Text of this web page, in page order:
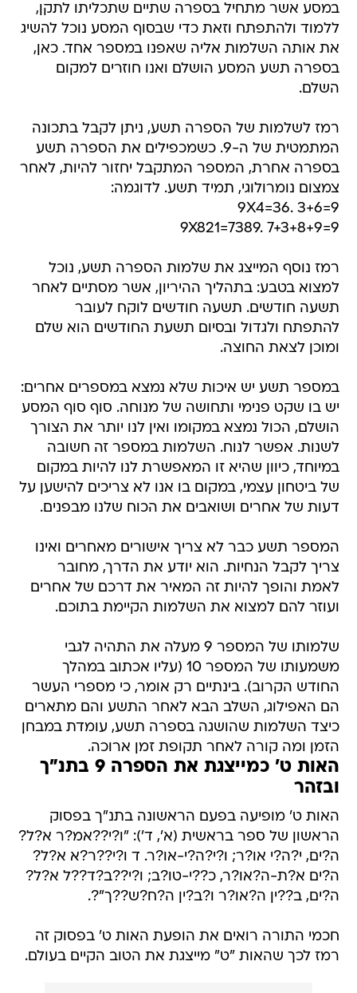
במסע אשר מתחיל בספרה שתיים שתכליתו לתקן,
ללמוד ולהתפתח וזאת כדי שבסוף המסע נוכל להשיג
את אותה השלמות אליה שאפנו במספר אחד. כאן,
בספרה תשע המסע הושלם ואנו חוזרים למקום
השלם.
רמז לשלמות של הספרה תשע, ניתן לקבל בתכונה
המתמטית של ה-9. כשמכפילים את הספרה תשע
בספרה אחרת, המספר המתקבל יחזור להיות, לאחר
צמצום נומרולוגי, תמיד תשע. לדוגמה:
9X4=36. 3+6=9
9X821=7389. 7+3+8+9=9
רמז נוסף המייצג את שלמות הספרה תשע, נוכל
למצוא בטבע: בתהליך ההיריון, אשר מסתיים לאחר
תשעה חודשים. תשעה חודשים לוקח לעובר
להתפתח ולגדול ובסיום תשעת החודשים הוא שלם
ומוכן לצאת החוצה.
במספר תשע יש איכות שלא נמצא במספרים אחרים:
יש בו שקט פנימי ותחושה של מנוחה. סוף סוף המסע
הושלם, הכול נמצא במקומו ואין לנו יותר את הצורך
לשנות. אפשר לנוח. השלמות במספר זה חשובה
במיוחד, כיוון שהיא זו המאפשרת לנו להיות במקום
של ביטחון עצמי, במקום בו אנו לא צריכים להישען על
דעות של אחרים ושואבים את הכוח שלנו מבפנים.
המספר תשע כבר לא צריך אישורים מאחרים ואינו
צריך לקבל הנחיות. הוא יודע את הדרך, מחובר
לאמת והופך להיות זה המאיר את דרכם של אחרים
ועוזר להם למצוא את השלמות הקיימת בתוכם.
שלמותו של המספר 9 מעלה את התהיה לגבי
משמעותו של המספר 10 (עליו אכתוב במהלך
החודש הקרוב). בינתיים רק אומר, כי מספרי העשר
הם האפילוג, השלב הבא לאחר התשע והם מתארים
כיצד השלמות שהושגה בספרה תשע, עומדת במבחן
הזמן ומה קורה לאחר תקופת זמן ארוכה.
האות ט' כמייצגת את הספרה 9 בתנ"ך
ובזהר
האות ט' מופיעה בפעם הראשונה בתנ"ך בפסוק
הראשון של ספר בראשית (א', ד'): "ו?י??אמ?ר א?ל?
ה?ים, י?ה?י או?ר; ו?י?ה?י-או?ר. ד ו?י??ר?א א?ל?
ה?ים א?ת-ה?או?ר, כ??י-טו?ב; ו?י??ב?ד??ל א?ל?
ה?ים, ב??ין ה?או?ר ו?ב?ין ה?ח?ש??ך"?.
חכמי התורה רואים את הופעת האות ט' בפסוק זה
רמז לכך שהאות "ט" מייצגת את הטוב הקיים בעולם.